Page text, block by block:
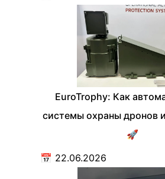
EuroTrophy: Как
системы охраны дронов
🚀
📅 22.06.2026